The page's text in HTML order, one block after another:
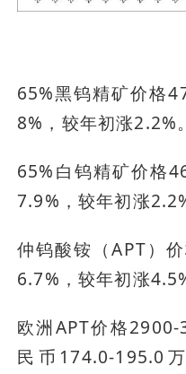
65%黑钨精矿价格
8%，较年初涨2.2%。
65%白钨精矿价格
7.9%，较年初涨
仲钨酸铵（APT）
6.7%，较年初涨
欧洲APT价格
民币174.0-195.0